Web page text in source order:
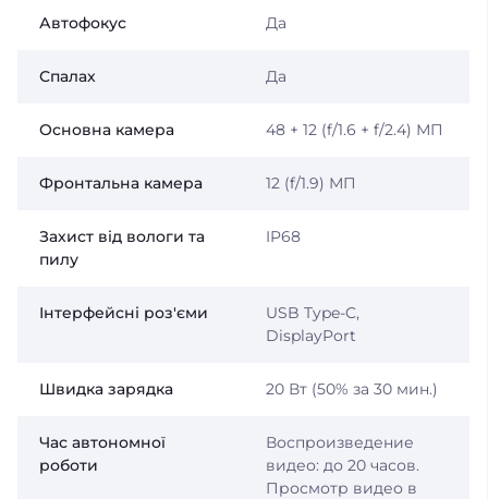
Автофокус Да
Спалах Да
Основна камера 48 + 12 (f/1.6 + f/2.4) МП
Фронтальна камера 12 (f/1.9) МП
Захист від вологи та
пилу
IP68
Інтерфейсні роз'єми
USB Type-C,
DisplayPort
Швидка зарядка 20 Вт (50% за 30 мин.)
Час автономної
роботи
Воспроизведение
видео: до 20 часов.
Просмотр видео в